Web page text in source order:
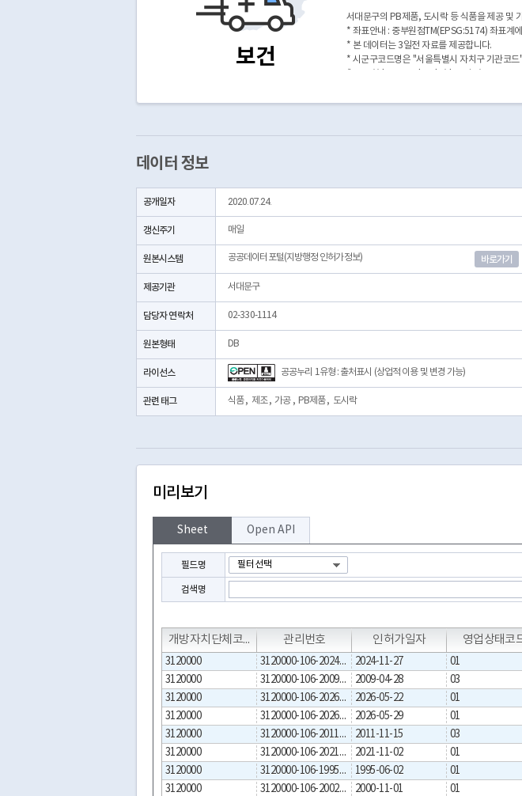
보건
서대문구의 PB제품, 도시락 등 식품을 제공 및
* 좌표안내 : 중부원점TM(EPSG:5174) 좌표계
* 본 데이터는 3일전 자료를 제공합니다.
* 시군구코드명은 "서울특별시 자치구 기관코
데이터 정보
공개일자 2020.07.24.
갱신주기 매일
원본시스템 공공데이터포털(지방행정 인허가정보) 바로가기
제공기관 서대문구
담당자 연락처 02-330-1114
원본형태 DB
라이선스 공공누리 1유형 : 출처표시 (상업적 이용 및 변경 가능)
관련 태그 식품, 제조,가공, PB제품, 도시락
미리보기
Sheet Open API
필드명
검색명
개방자치단체코드 관리번호 인허가일자 영업상태코
T
3120000 3120000-106-2024-00004 2024-11-27 01
3120000
3120000-106-2009-00010 2009-04-28 03
3120000
3120000-106-2026-00002 2026-05-22 01
3120000
3120000-106-2026-00003 2026-05-29 01
3120000
3120000-106-2011-00013 2011-11-15 03
3120000
3120000-106-2021-00008 2021-11-02 01
3120000
3120000-106-1995-00004 1995-06-02 01
3120000
3120000-106-2002-00005 2000-11-01 01